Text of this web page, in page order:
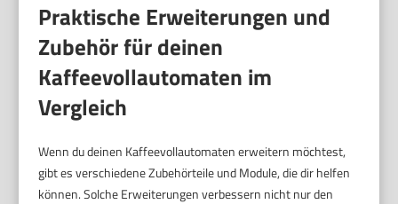
Praktische Erweiterungen und
Zubehör für deinen
Kaffeevollautomaten im
Vergleich
Wenn du deinen Kaffeevollautomaten erweitern möchtest,
gibt es verschiedene Zubehörteile und Module, die dir helfen
können. Solche Erweiterungen verbessern nicht nur den